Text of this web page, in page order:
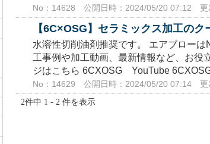
No：14628
公開日時：2024/05/20 07:12
【6C×OSG】セラミックス加工のク
水溶性切削油剤推奨です。 エアブロー
工事例や加工動画、最新情報など、お役
ジはこちら 6CXOSG YouTube
No：14629
公開日時：2024/05/20 07:14
2件中 1 - 2 件を表示